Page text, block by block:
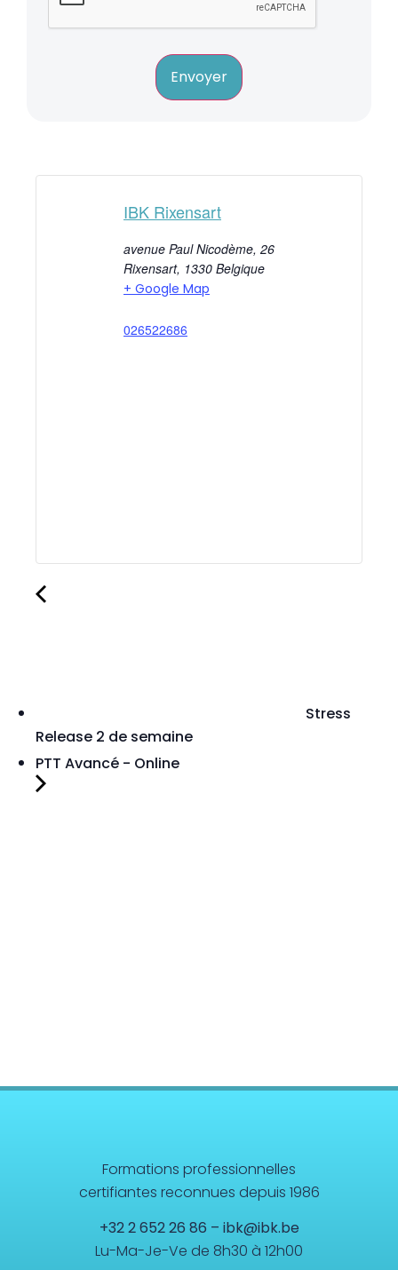
Envoyer
IBK Rixensart
avenue Paul Nicodème, 26
Rixensart, 1330 Belgique
+ Google Map
026522686
Stress
Release 2 de semaine
PTT Avancé - Online
Formations professionnelles
certifiantes reconnues depuis 1986
+32 2 652 26 86 – ibk@ibk.be
Lu-Ma-Je-Ve de 8h30 à 12h00